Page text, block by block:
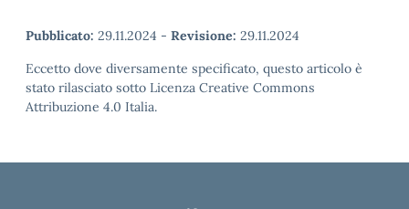
Pubblicato: 29.11.2024 - Revisione: 29.11.2024
Eccetto dove diversamente specificato, questo articolo è
stato rilasciato sotto Licenza Creative Commons
Attribuzione 4.0 Italia.